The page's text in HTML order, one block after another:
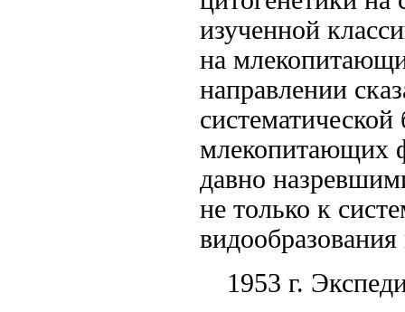
изученной
на
направлении
млекопитающих
давно
не только к
1953 г.